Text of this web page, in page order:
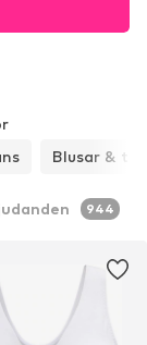
Blusar &
944